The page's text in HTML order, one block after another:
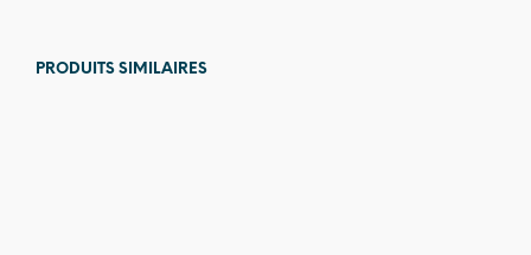
PRODUITS SIMILAIRES